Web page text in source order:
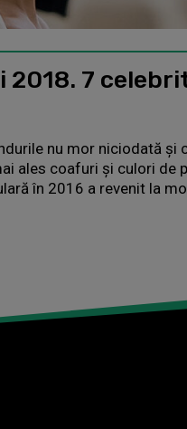
7
nu mor niciodată și
ales coafuri și culori de
în 2016 a revenit la